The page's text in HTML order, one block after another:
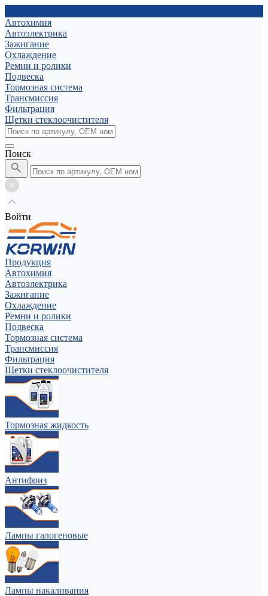
Автохимия
Автоэлектрика
Зажигание
Охлаждение
Ремни и ролики
Подвеска
Тормозная система
Трансмиссия
Фильтрация
Щетки стеклоочистителя
Поиск
Войти
Продукция
Автохимия
Автоэлектрика
Зажигание
Охлаждение
Ремни и ролики
Подвеска
Тормозная система
Трансмиссия
Фильтрация
Щетки стеклоочистителя
Тормозная жидкость
Антифриз
Лампы галогеновые
Лампы накаливания